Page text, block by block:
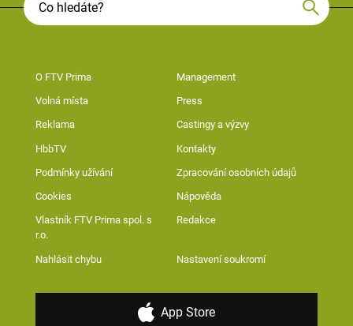
O FTV Prima Management
Volná místa Press
Reklama Castingy a výzvy
HbbTV Kontakty
Podmínky užívání Zpracování osobních údajů
Cookies Nápověda
Vlastník FTV Prima spol. s
r.o.
Redakce
Nahlásit chybu Nastavení soukromí
App Store